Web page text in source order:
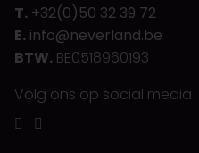
T. +32(0)50 32 39 72
E. info@neverland.be
BTW. BE0518960193
Volg ons op social media